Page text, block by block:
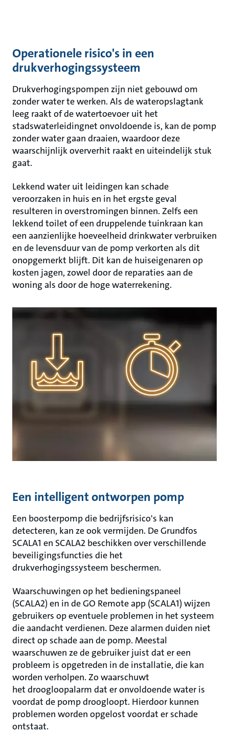
Operationele risico's in een
drukverhogingssysteem
Drukverhogingspompen zijn niet gebouwd om
zonder water te werken. Als de wateropslagtank
leeg raakt of de watertoevoer uit het
stadswaterleidingnet onvoldoende is, kan de pomp
zonder water gaan draaien, waardoor deze
waarschijnlijk oververhit raakt en uiteindelijk stuk
gaat.
Lekkend water uit leidingen kan schade
veroorzaken in huis en in het ergste geval
resulteren in overstromingen binnen. Zelfs een
lekkend toilet of een druppelende tuinkraan kan
een aanzienlijke hoeveelheid drinkwater verbruiken
en de levensduur van de pomp verkorten als dit
onopgemerkt blijft. Dit kan de huiseigenaren op
kosten jagen, zowel door de reparaties aan de
woning als door de hoge waterrekening.
Een intelligent ontworpen pomp
Een boosterpomp die bedrijfsrisico's kan
detecteren, kan ze ook vermijden. De Grundfos
SCALA1 en SCALA2 beschikken over verschillende
beveiligingsfuncties die het
drukverhogingssysteem beschermen.
Waarschuwingen op het bedieningspaneel
(SCALA2) en in de GO Remote app (SCALA1) wijzen
gebruikers op eventuele problemen in het systeem
die aandacht verdienen. Deze alarmen duiden niet
direct op schade aan de pomp. Meestal
waarschuwen ze de gebruiker juist dat er een
probleem is opgetreden in de installatie, die kan
worden verholpen. Zo waarschuwt
het droogloopalarm dat er onvoldoende water is
voordat de pomp droogloopt. Hierdoor kunnen
problemen worden opgelost voordat er schade
ontstaat.